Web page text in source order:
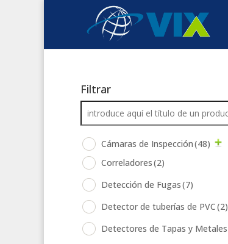
Filtrar
Cámaras de Inspección(48)
Correladores(2)
Detección de Fugas(7)
Detector de tuberías de PVC(2)
Detectores de Tapas y Metales